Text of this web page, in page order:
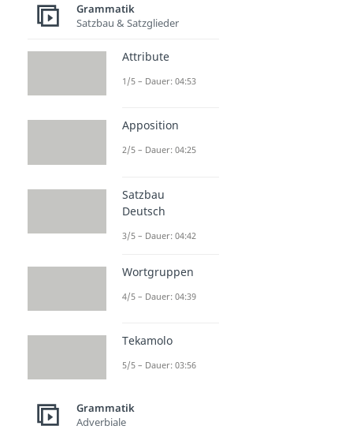
Grammatik
Satzbau & Satzglieder
Attribute
1/5 – Dauer: 04:53
Apposition
2/5 – Dauer: 04:25
Satzbau
Deutsch
3/5 – Dauer: 04:42
Wortgruppen
4/5 – Dauer: 04:39
Tekamolo
5/5 – Dauer: 03:56
Grammatik
Adverbiale